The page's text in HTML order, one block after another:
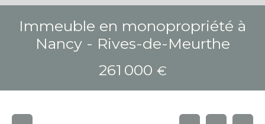
Immeuble en monopropriété à
Nancy - Rives-de-Meurthe
261 000 €